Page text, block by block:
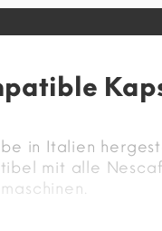
in Italien
mit alle